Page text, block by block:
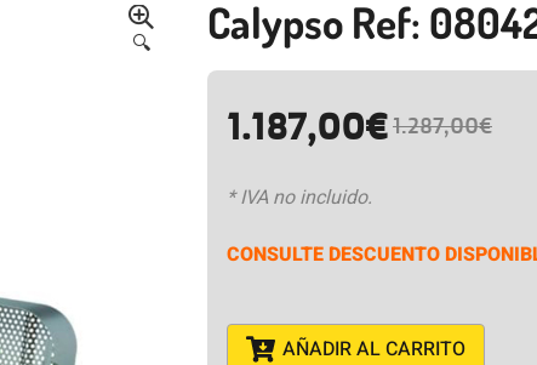
🔍 Calypso Ref:
1.287,00€
1.187,00€
* IVA no incluido.
CONSULTE DESCUENTO
AÑADIR AL CARRITO